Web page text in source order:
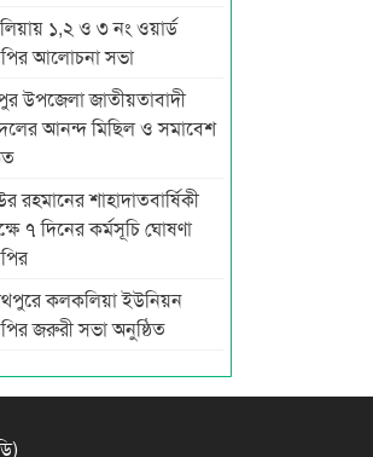
১,২ ও ৩ নং ওয়ার্ড
আলোচনা সভা
উপজেলা জাতীয়তাবাদী
আনন্দ মিছিল ও সমাবেশ
রহমানের শাহাদাতবার্ষিকী
৭ দিনের কর্মসূচি ঘোষণা
কলকলিয়া ইউনিয়ন
জরুরী সভা অনুষ্ঠিত